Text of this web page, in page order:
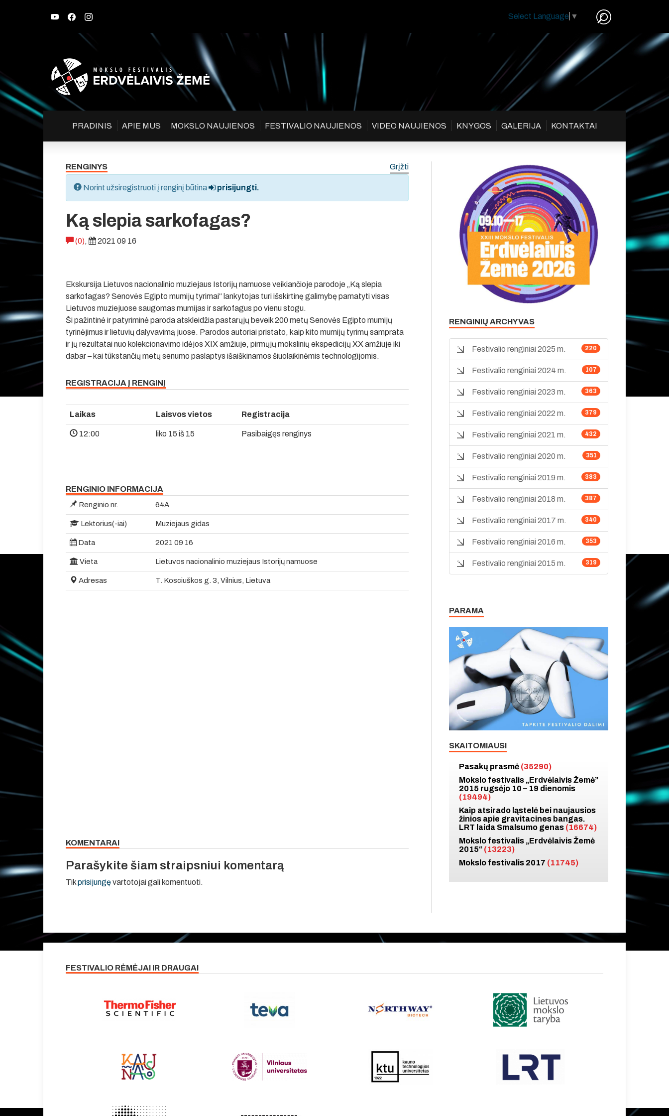
Select Language ▼
PRADINIS APIE MUS MOKSLO NAUJIENOS FESTIVALIO NAUJIENOS VIDEO NAUJIENOS KNYGOS GALERIJA KONTAKTAI
RENGINYS Grįžti
Norint užsiregistruoti į renginį būtina prisijungti.
Ką slepia sarkofagas?
(0), 2021 09 16
Ekskursija Lietuvos nacionalinio muziejaus Istorijų namuose veikiančioje parodoje „Ką slepia
sarkofagas? Senovės Egipto mumijų tyrimai“ lankytojas turi išskirtinę galimybę pamatyti visas
Lietuvos muziejuose saugomas mumijas ir sarkofagus po vienu stogu.
Ši pažintinė ir patyriminė paroda atskleidžia pastarųjų beveik 200 metų Senovės Egipto mumijų
tyrinėjimus ir lietuvių dalyvavimą juose. Parodos autoriai pristato, kaip kito mumijų tyrimų samprata
ir jų rezultatai nuo kolekcionavimo idėjos XIX amžiuje, pirmųjų mokslinių ekspedicijų XX amžiuje iki
dabar – kai tūkstančių metų senumo paslaptys išaiškinamos šiuolaikinėmis technologijomis.
REGISTRACIJA Į RENGINĮ
Laikas Laisvos vietos Registracija
12:00 liko 15 iš 15 Pasibaigęs renginys
RENGINIO INFORMACIJA
Renginio nr. 64A
Lektorius(-iai) Muziejaus gidas
Data 2021 09 16
Vieta Lietuvos nacionalinio muziejaus Istorijų namuose
Adresas T. Kosciuškos g. 3, Vilnius, Lietuva
KOMENTARAI
Parašykite šiam straipsniui komentarą
Tikprisijungęvartotojai gali komentuoti.
RENGINIŲ ARCHYVAS
220
Festivalio renginiai 2025 m.
107
Festivalio renginiai 2024 m.
363
Festivalio renginiai 2023 m.
379
Festivalio renginiai 2022 m.
432
Festivalio renginiai 2021 m.
351
Festivalio renginiai 2020 m.
383
Festivalio renginiai 2019 m.
387
Festivalio renginiai 2018 m.
340
Festivalio renginiai 2017 m.
353
Festivalio renginiai 2016 m.
319
Festivalio renginiai 2015 m.
PARAMA
SKAITOMIAUSI
Pasakų prasmė (35290)
Mokslo festivalis „Erdvėlaivis Žemė”
2015 rugsėjo 10 – 19 dienomis
(19494)
Kaip atsirado ląstelė bei naujausios
žinios apie gravitacines bangas.
LRT laida Smalsumo genas (16674)
Mokslo festivalis „Erdvėlaivis Žemė
2015“ (13223)
Mokslo festivalis 2017 (11745)
FESTIVALIO RĖMĖJAI IR DRAUGAI